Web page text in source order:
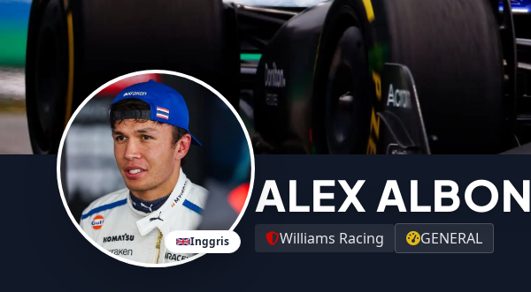
Inggris
ALEX ALBON
Williams Racing GENERAL